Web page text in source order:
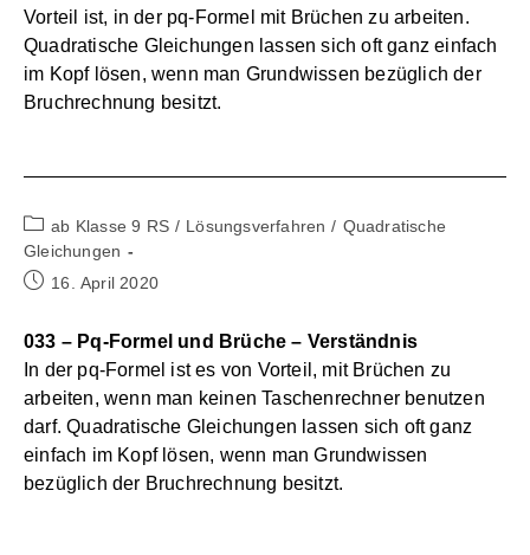
Vorteil ist, in der pq-Formel mit Brüchen zu arbeiten.
Quadratische Gleichungen lassen sich oft ganz einfach
im Kopf lösen, wenn man Grundwissen bezüglich der
Bruchrechnung besitzt.
Beitrags-
Kategorie:
ab Klasse 9 RS / Lösungsverfahren / Quadratische
Gleichungen
Beitrag16. April 2020
033 – Pq-Formel und Brüche – Verständnis
In der pq-Formel ist es von Vorteil, mit Brüchen zu
arbeiten, wenn man keinen Taschenrechner benutzen
darf. Quadratische Gleichungen lassen sich oft ganz
einfach im Kopf lösen, wenn man Grundwissen
bezüglich der Bruchrechnung besitzt.